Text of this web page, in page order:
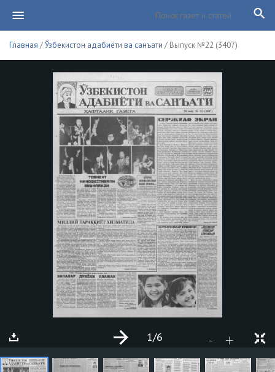
Главная /Ўзбекистон адабиёти ва санъати / Выпуск №22 (3407)
- +
1/6